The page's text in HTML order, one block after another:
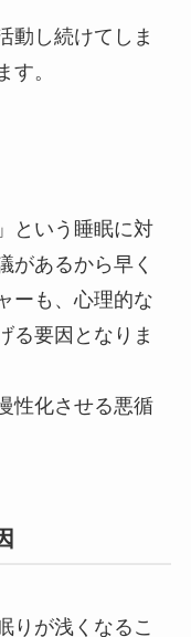
動し続けてしま
す。
という睡眠に対
があるから早く
ーも、心理的な
る要因となりま
性化させる悪循
りが浅くなるこ